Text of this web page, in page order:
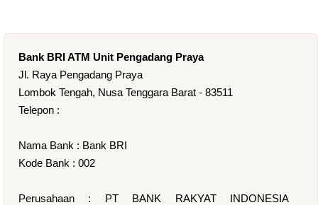
Bank BRI ATM Unit Pengadang Praya
Jl. Raya Pengadang Praya
Lombok Tengah, Nusa Tenggara Barat - 83511
Telepon :
Nama Bank : Bank BRI
Kode Bank : 002
Perusahaan : PT BANK RAKYAT INDONESIA